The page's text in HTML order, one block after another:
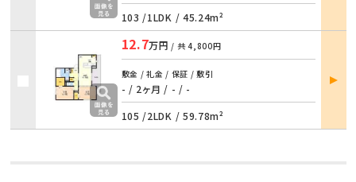
103 /1LDK / 45.24m²
12.7万円 / 共4,800円
敷金 / 礼金 / 保証 / 敷引
- / 2ヶ月 / - / -
105 /2LDK / 59.78m²
部屋
詳細